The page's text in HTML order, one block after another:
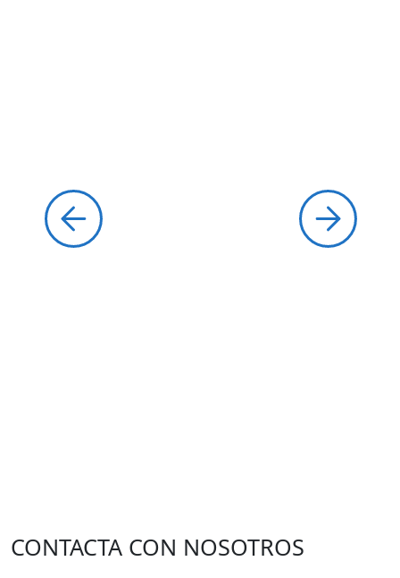
CONTACTA CON NOSOTROS